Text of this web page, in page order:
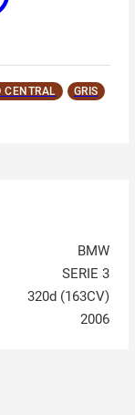
CENTRAL
GRIS
BMW
SERIE 3
320d (163CV)
2006